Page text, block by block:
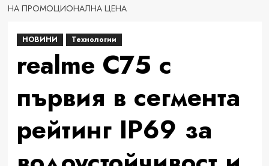
НА ПРОМОЦИОНАЛНА ЦЕНА
НОВИНИ Технологии
realme C75 с
първия в сегмента
рейтинг IP69 за